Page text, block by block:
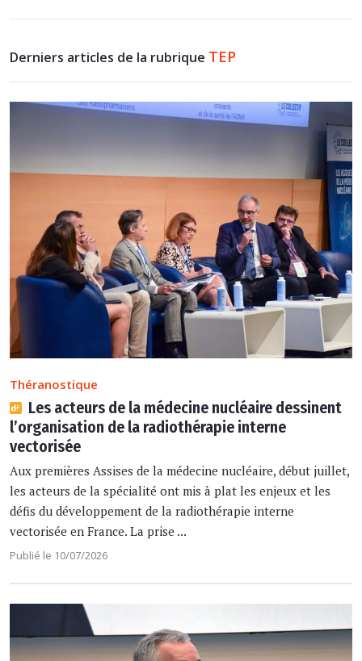
Derniers articles de la rubrique TEP
Théranostique
Les acteurs de la médecine nucléaire dessinent
l’organisation de la radiothérapie interne
vectorisée
Aux premières Assises de la médecine nucléaire, début juillet,
les acteurs de la spécialité ont mis à plat les enjeux et les
défis du développement de la radiothérapie interne
vectorisée en France. La prise ...
Publié le 10/07/2026